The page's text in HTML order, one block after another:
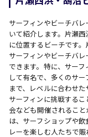
サーフィンやビーチバ
いて紹介します。片瀬
に位置するビーチです。
サーフィンやビーチバ
できます。特に、サー
して有名で、多くのサ
まで、レベルに合わせ
サーフィンに挑戦する
会なども開催されるこ
は、サーフショップや
レーを楽しむ人たちで